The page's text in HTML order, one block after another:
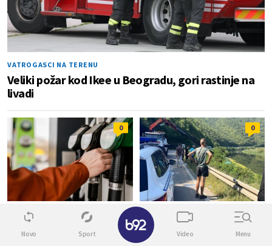
VATROGASCI NA TERENU
Veliki požar kod Ikee u Beogradu, gori rastinje na
livadi
0
OPREZ NA PUMPAMA
Beogradu: Evo kako navodno
0
U TOKU IZVLAČENJE VOZILA
Auto sleteo u jezero
Međuvršje kod Čačka: Vozač
Novo Sport Video Menu
✕